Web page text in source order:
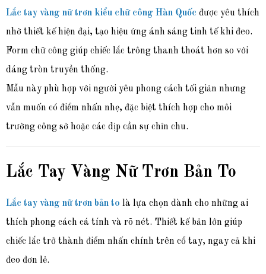
Lắc tay vàng nữ trơn kiểu chữ công Hàn Quốc được yêu thích
nhờ thiết kế hiện đại, tạo hiệu ứng ánh sáng tinh tế khi đeo.
Form chữ công giúp chiếc lắc trông thanh thoát hơn so với
dáng tròn truyền thống.
Mẫu này phù hợp với người yêu phong cách tối giản nhưng
vẫn muốn có điểm nhấn nhẹ, đặc biệt thích hợp cho môi
trường công sở hoặc các dịp cần sự chỉn chu.
Lắc Tay Vàng Nữ Trơn Bản To
Lắc tay vàng nữ trơn bản to là lựa chọn dành cho những ai
thích phong cách cá tính và rõ nét. Thiết kế bản lớn giúp
chiếc lắc trở thành điểm nhấn chính trên cổ tay, ngay cả khi
đeo đơn lẻ.